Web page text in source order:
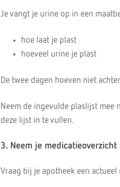
Je vangt je urine op in een
hoe laat je plast
hoeveel urine je plast
De twee dagen hoeven niet
Neem de ingevulde plaslijst mee
deze lijst in te vullen.
3. Neem je medicatieoverzicht
Vraag bij je apotheek een